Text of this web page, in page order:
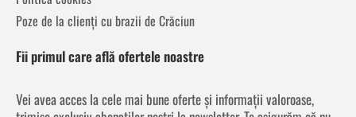
Poze de la clienți cu brazii de Crăciun
Fii primul care află ofertele noastre
Vei avea acces la cele mai bune oferte și informații valoroase,